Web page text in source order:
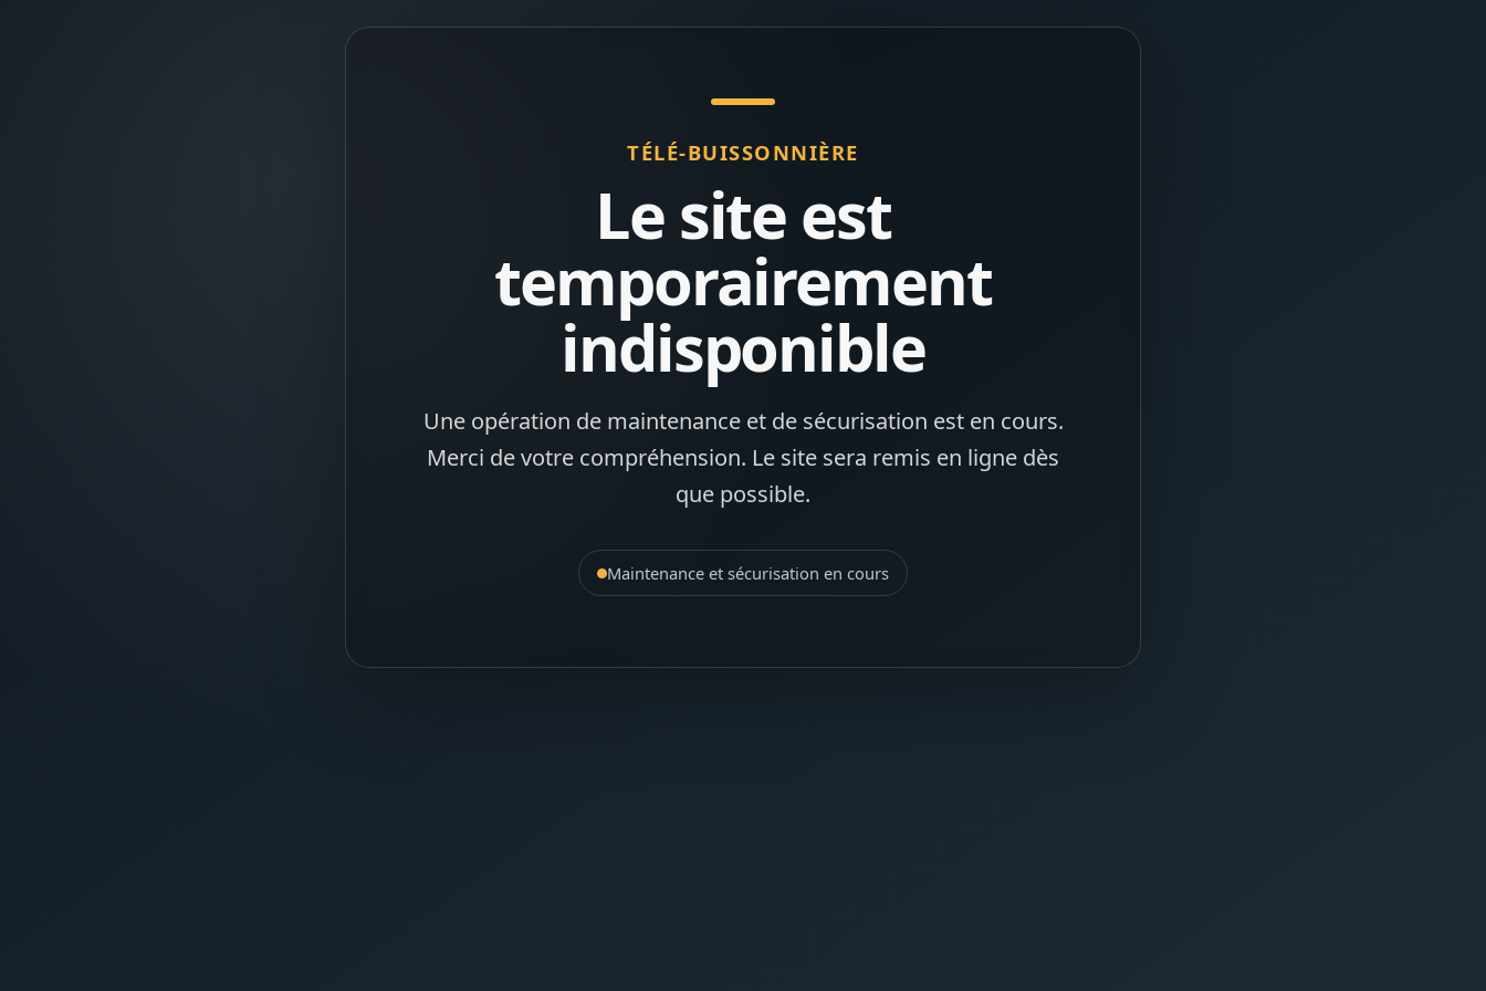
TÉLÉ-BUISSONNIÈRE
Le site est
temporairement
indisponible
Une opération de maintenance et de sécurisation est en cours.
Merci de votre compréhension. Le site sera remis en ligne dès
que possible.
Maintenance et sécurisation en cours